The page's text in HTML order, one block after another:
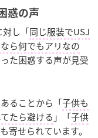
惑の声
対し「同じ服装でUSJ
ら何でもアリなの
た困惑する声が見受
ることから「子供も
たら避ける 」「子供
寄せられています。